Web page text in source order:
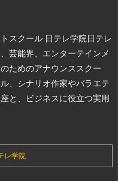
スクール 日テレ学院日テレ
芸能界、エンターテインメ
ためのアナウンススクー
、シナリオ作家やバラエテ
と、ビジネスに役立つ実用
レ学院